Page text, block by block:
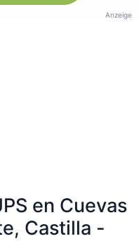
Anzeige
en Cuevas
Castilla -